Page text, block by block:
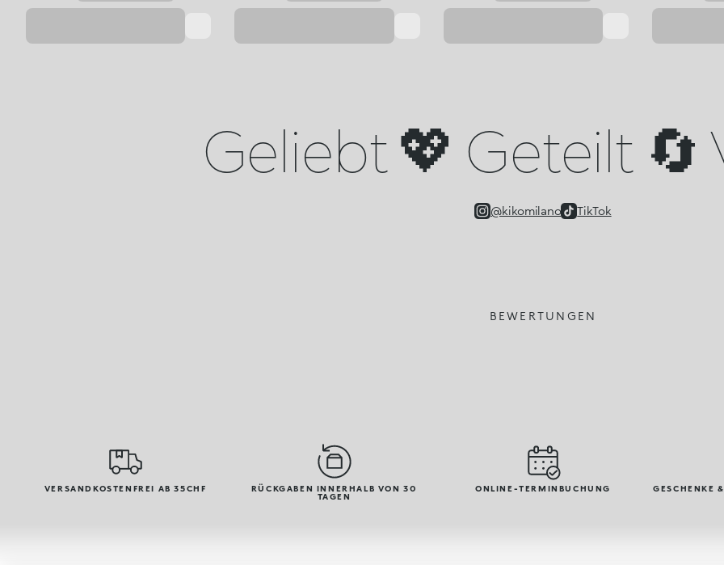
Geliebt 💖 Geteilt 🔄
@kikomilano TikTok
BEWERTUNGEN
VERSANDKOSTENFREI AB 35CHF
RÜCKGABEN INNERHALB VON 30
TAGEN
ONLINE-TERMINBUCHUNG GESCHENKE